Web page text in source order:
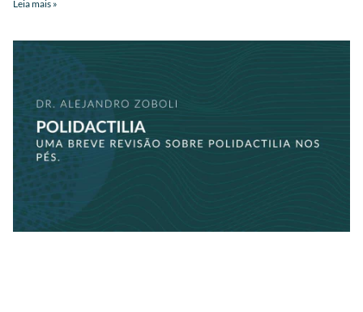
Leia mais »